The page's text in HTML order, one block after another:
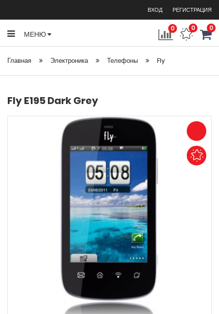
ВХОД РЕГИСТРАЦИЯ
0 0 0
МЕНЮ
Главная Электроника Телефоны Fly
Fly E195 Dark Grey